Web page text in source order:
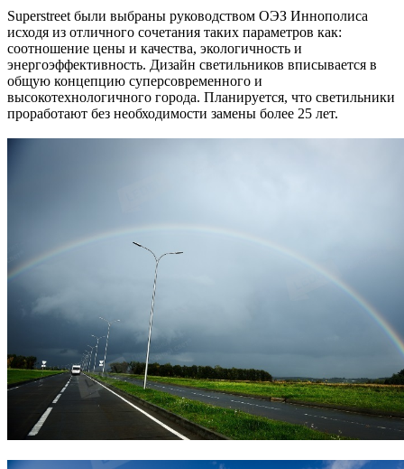
Superstreet были выбраны руководством ОЭЗ Иннополиса
исходя из отличного сочетания таких параметров как:
соотношение цены и качества, экологичность и
энергоэффективность. Дизайн светильников вписывается в
общую концепцию суперсовременного и
высокотехнологичного города. Планируется, что светильники
проработают без необходимости замены более 25 лет.